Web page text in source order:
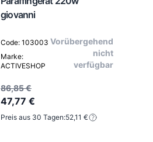
giovanni
Code: 103003
Marke:
ACTIVESHOP
Vorübergehend
nicht
verfügbar
86,85 €
47,77 €
Preis aus 30 Tagen:52,11 €